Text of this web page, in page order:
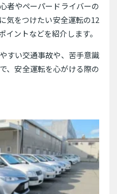
者やペーパードライバーの
気をつけたい安全運転の12
ントなどを紹介します。
すい交通事故や、苦手意識
、安全運転を心がける際の